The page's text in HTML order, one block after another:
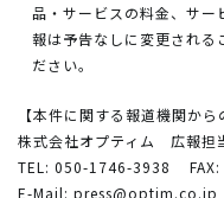
品・サービスの料金、サ
報は予告なしに変更される
ださい。
【本件に関する報道機関から
株式会社オプティム 広報担
TEL: 050-1746-3938
E-Mail: press@optim.co.jp